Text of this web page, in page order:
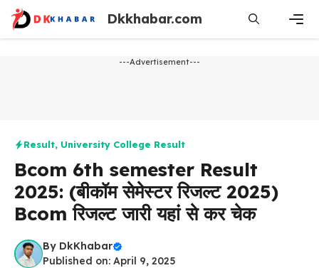
Skip
content
Dkkhabar.com
---Advertisement---
Result, University College Result
Bcom 6th semester Result
2025: (बीकॉम सेमेस्टर रिजल्ट 2025)
Bcom रिजल्ट जारी यहां से कर चेक
By DkKhabar
Published on: April 9, 2025